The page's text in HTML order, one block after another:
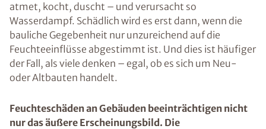
atmet, kocht, duscht – und verursacht so
Wasserdampf. Schädlich wird es erst dann, wenn die
bauliche Gegebenheit nur unzureichend auf die
Feuchteeinflüsse abgestimmt ist. Und dies ist häufiger
der Fall, als viele denken – egal, ob es sich um Neu-
oder Altbauten handelt.
Feuchteschäden an Gebäuden beeinträchtigen nicht
nur das äußere Erscheinungsbild. Die